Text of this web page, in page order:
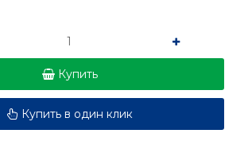
Купить
Купить в один клик